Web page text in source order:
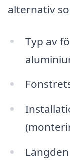
alternativ
Typ av